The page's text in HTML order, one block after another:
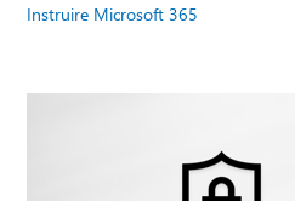
Instruire Microsoft 365